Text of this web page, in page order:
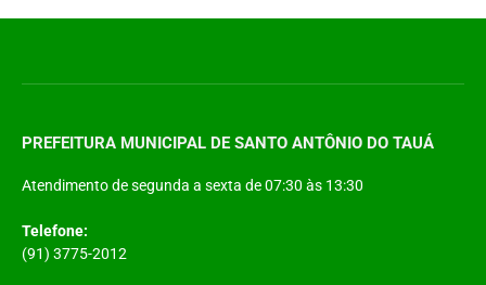
PREFEITURA MUNICIPAL DE SANTO ANTÔNIO DO TAUÁ
Atendimento de segunda a sexta de 07:30 às 13:30
Telefone:
(91) 3775-2012